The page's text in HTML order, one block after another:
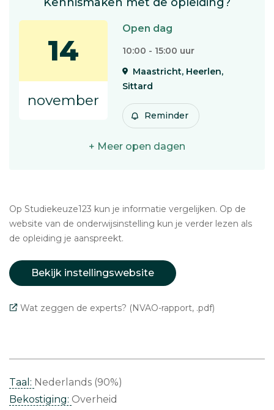
14
november
Open dag
10:00 - 15:00 uur
Maastricht, Heerlen,
Sittard
Reminder
+ Meer open dagen
Op Studiekeuze123 kun je informatie vergelijken. Op de
website van de onderwijsinstelling kun je verder lezen als
de opleiding je aanspreekt.
Bekijk instellingswebsite
Wat zeggen de experts? (NVAO-rapport, .pdf)
Taal: Nederlands (90%)
Bekostiging: Overheid